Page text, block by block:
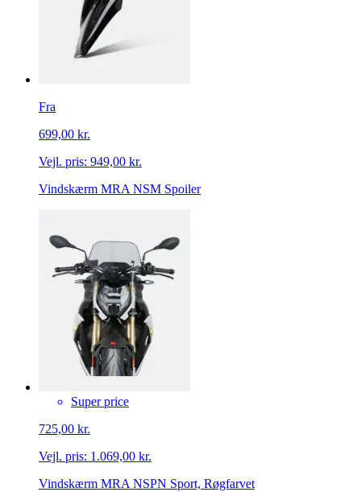
Fra
699,00 kr.
Vejl. pris: 949,00 kr.
Vindskærm MRA NSM Spoiler
Super price
725,00 kr.
Vejl. pris: 1.069,00 kr.
Vindskærm MRA NSPN Sport, Røgfarvet